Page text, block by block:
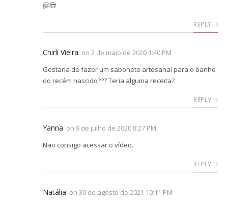
🤗😍
REPLY
Chirli Vieira on 2 de maio de 2020 1:40 PM
Gostaria de fazer um sabonete artesanal para o banho
do recém nascido??? Teria alguma receita?
REPLY
Yanna on 9 de julho de 2020 8:27 PM
Não consigo acessar o vídeo.
REPLY
Natália on 30 de agosto de 2021 10:11 PM